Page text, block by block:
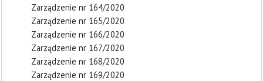
Zarządzenie nr 164/2020
Zarządzenie nr 165/2020
Zarządzenie nr 166/2020
Zarządzenie nr 167/2020
Zarządzenie nr 168/2020
Zarządzenie nr 169/2020